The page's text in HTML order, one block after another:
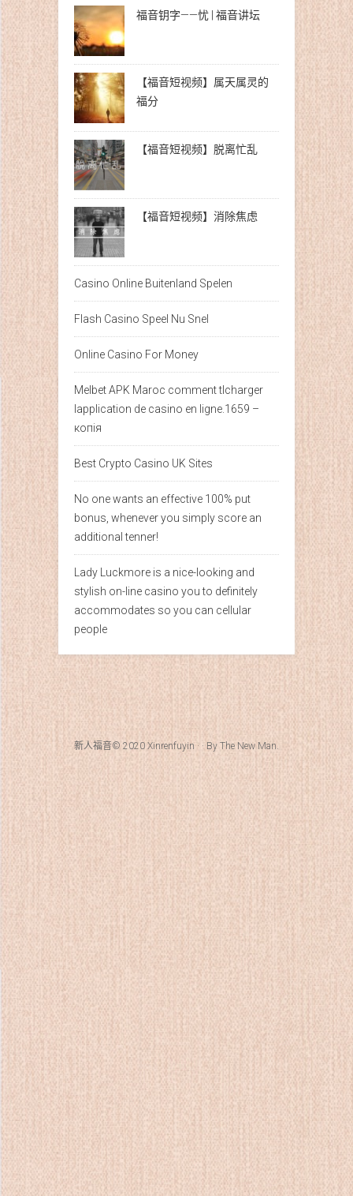
福音钥字——忧 | 福音讲坛
【福音短视频】属天属灵的
福分
【福音短视频】脱离忙乱
【福音短视频】消除焦虑
Casino Online Buitenland Spelen
Flash Casino Speel Nu Snel
Online Casino For Money
Melbet APK Maroc comment tlcharger
lapplication de casino en ligne.1659 –
копія
Best Crypto Casino UK Sites
No one wants an effective 100% put
bonus, whenever you simply score an
additional tenner!
Lady Luckmore is a nice-looking and
stylish on-line casino you to definitely
accommodates so you can cellular
people
新人福音© 2020 Xinrenfuyin · · By The New Man.